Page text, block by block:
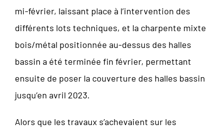
mi-février, laissant place à l’intervention des
différents lots techniques, et la charpente mixte
bois/métal positionnée au-dessus des halles
bassin a été terminée fin février, permettant
ensuite de poser la couverture des halles bassin
jusqu’en avril 2023.
Alors que les travaux s’achevaient sur les